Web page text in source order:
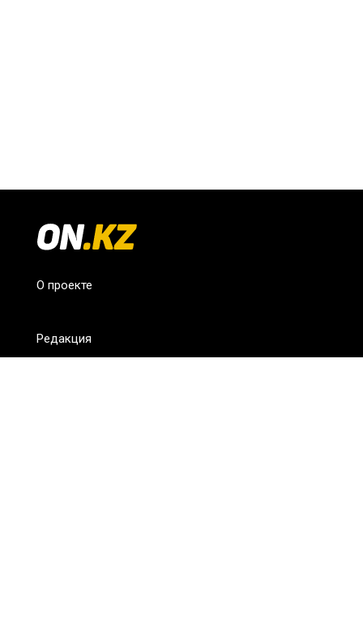
О проекте
Редакция